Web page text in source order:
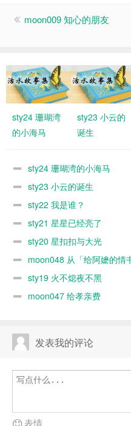
moon009 知心的朋友
sty24 珊瑚湾
的小海马
sty23 小云的
诞生
sty24 珊瑚湾的小海马
sty23 小云的诞生
sty22 我是谁？
sty21 星星已经亮了
sty20 星扣扣与大光
moon048 从「给阿嬷的情
sty19 火不熄夜不黑
moon047 给孝亲费
发表我的评论
表情